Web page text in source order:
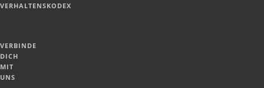
VERHALTENSKODEX
VERBINDE
DICH
MIT
UNS